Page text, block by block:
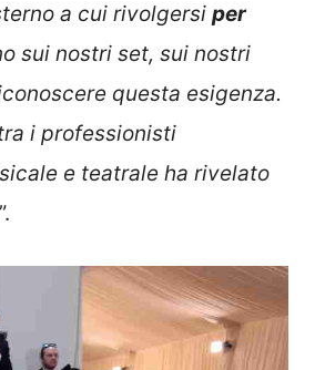
a cui rivolgersi per
sui nostri set, sui nostri
questa esigenza.
i professionisti
e teatrale ha rivelato
”.